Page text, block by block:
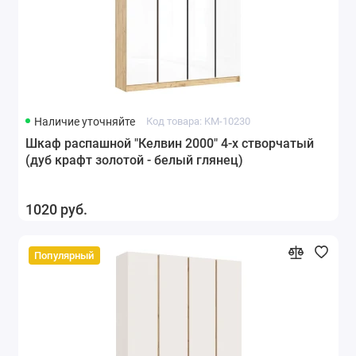
Наличие уточняйте Код товара: KM-10230
Шкаф распашной "Келвин 2000" 4-х створчатый
(дуб крафт золотой - белый глянец)
1020 руб.
Популярный